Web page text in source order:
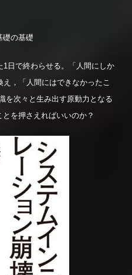
礎の基礎
日で終わらせる。「人間にしか
，「人間にはできなかったこ
次々と生み出す原動力となる
を押さえればいいのか？